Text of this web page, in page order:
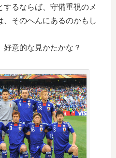
るならば、守備重視のメ
、そのへんにあるのかもし
意的な見かたかな？